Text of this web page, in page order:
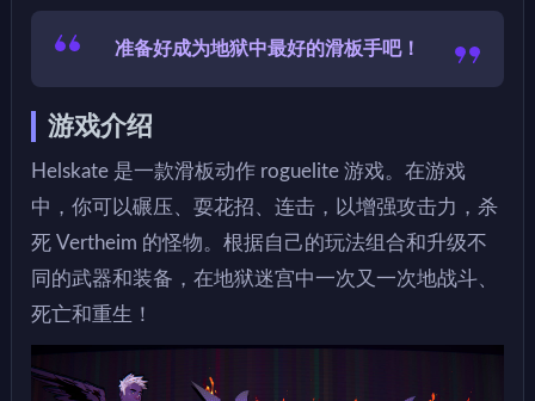
准备好成为地狱中最好的滑板手吧！
游戏介绍
Helskate 是一款滑板动作 roguelite 游戏。在游戏
中，你可以碾压、耍花招、连击，以增强攻击力，杀
死 Vertheim 的怪物。根据自己的玩法组合和升级不
同的武器和装备，在地狱迷宫中一次又一次地战斗、
死亡和重生！